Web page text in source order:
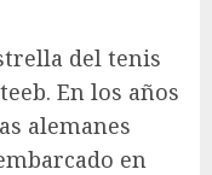
del tenis
En los años
alemanes
en